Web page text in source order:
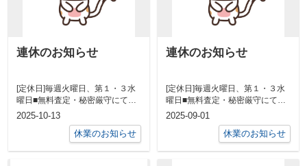
連休のお知らせ
[定休日]毎週火曜日、第１・３水
曜日■無料査定・秘密厳守にてご
対応させていただきます■毛呂山
2025-10-13
休業のお知らせ
連休のお知らせ
[定休日]毎週火曜日、第１・３水
曜日■無料査定・秘密厳守にてご
対応させていただきます■毛呂山
2025-09-01
休業のお知らせ